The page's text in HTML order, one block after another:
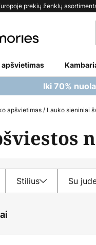
prekių ženklų
apšvietimas
Iki 70%
apšvietimas Lauko sieniniai
Stilius Su